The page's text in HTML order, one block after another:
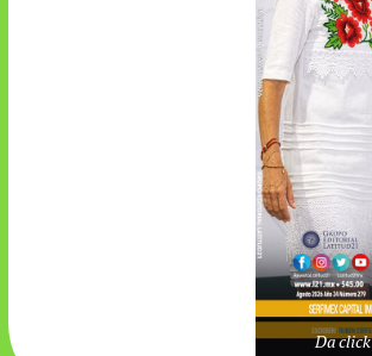
Tecnológico de
3 agosto, 2026
de Pesca
hacia nuevos
Herencia automotriz
Da